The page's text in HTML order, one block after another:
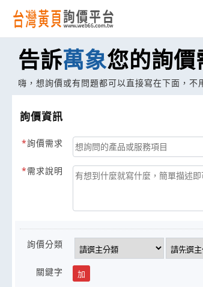
告訴萬象您的詢價
嗨，想詢價或有問題都可以直接寫在下面，
詢價資訊
詢價需求
需求說明
詢價分類
關鍵字 加